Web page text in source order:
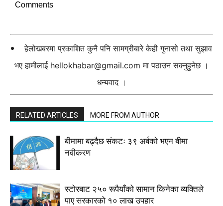
Comments
हेलोखबरमा प्रकाशित कुनै पनि सामग्रीबारे केही गुनासो तथा सुझाव
भए हामीलाई hellokhabar@gmail.com मा पठाउन सक्नुहुनेछ ।
धन्यवाद ।
RELATED ARTICLES MORE FROM AUTHOR
बीमामा बढ्दैछ संकटः ३९ अर्बको भएन बीमा
नवीकरण
स्टाेरबाट २५० रूपैयाँको सामान किनेका व्यक्तिले
पाए सरकारको १० लाख उपहार